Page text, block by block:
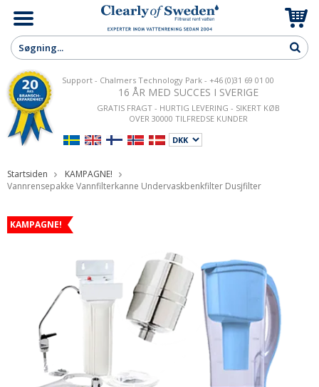
Support - Chalmers Technology Park - +46 (0)31 69 01 00
16 ÅR MED SUCCES I SVERIGE
GRATIS FRAGT - HURTIG LEVERING - SIKERT KØB
OVER 30000 TILFREDSE KUNDER
Startsiden
KAMPAGNE!
Vannrensepakke Vannfilterkanne Undervaskbenkfilter Dusjfilter
KAMPAGNE!